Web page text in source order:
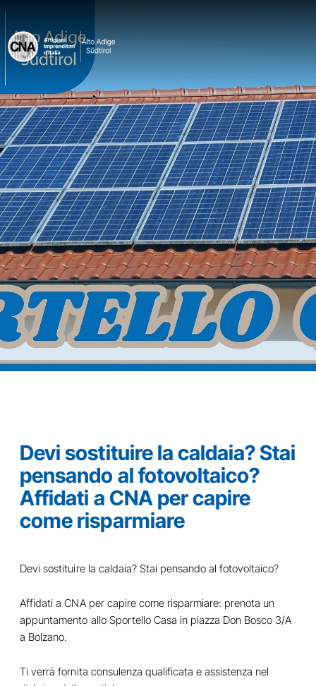
Devi sostituire la caldaia? Stai
pensando al fotovoltaico?
Affidati a CNA per capire
come risparmiare
Devi sostituire la caldaia? Stai pensando al fotovoltaico?
Affidati a CNA per capire come risparmiare: prenota un
appuntamento allo Sportello Casa in piazza Don Bosco 3/A
a Bolzano.
Ti verrà fornita consulenza qualificata e assistenza nel